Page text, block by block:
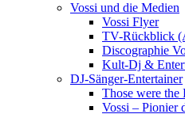
Vossi und die Medien
Vossi Flyer
TV-Rückblick
Discographie
Kult-Dj &
DJ-Sänger-Entertainer
Those were the
Vossi – Pionier